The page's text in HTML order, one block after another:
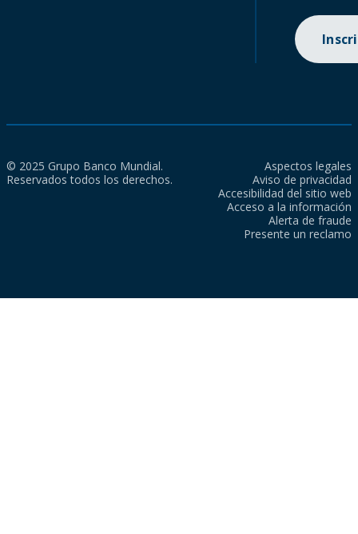
© 2025 Grupo Banco Mundial.
Reservados todos los derechos.
Aspectos legales
Aviso de privacidad
Accesibilidad del sitio web
Acceso a la información
Alerta de fraude
Presente un reclamo